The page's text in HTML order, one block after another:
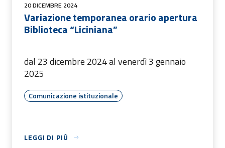
20 DICEMBRE 2024
Variazione temporanea orario apertura
Biblioteca “Liciniana”
dal 23 dicembre 2024 al venerdì 3 gennaio
2025
Comunicazione istituzionale
LEGGI DI PIÙ